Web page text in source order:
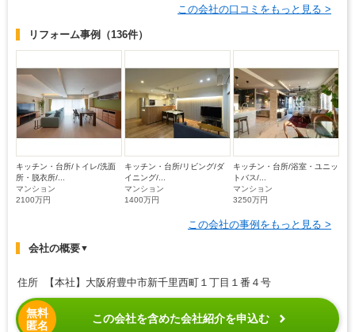
この会社の口コミをもっと見る >
リフォーム事例 （136件）
キッチン・台所/トイレ/洗面
所・脱衣所/...
マンション
2100万円
キッチン・台所/リビング/ダ
イニング/...
マンション
1400万円
キッチン・台所/浴室・ユニッ
トバス/...
マンション
3250万円
この会社の事例をもっと見る >
会社の概要▼
住所 【本社】大阪府豊中市新千里西町１丁目１番４号
無料
匿名
この会社を含めた会社紹介を申込む